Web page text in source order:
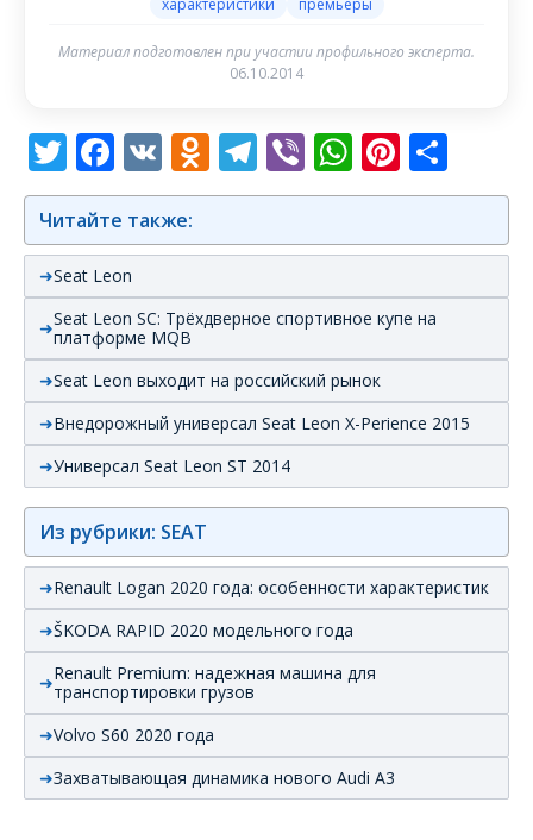
характеристики
премьеры
Материал подготовлен при участии профильного эксперта.
06.10.2014
Twitter
Facebook
VK Odnoklassniki
Telegram
Viber
Читайте также:
Seat Leon
Seat Leon SC: Трёхдверное спортивное купе на
платформе MQB
Seat Leon выходит на российский рынок
Внедорожный универсал Seat Leon X-Perience 2015
Универсал Seat Leon ST 2014
Из рубрики: SEAT
Renault Logan 2020 года: особенности характеристик
ŠKODA RAPID 2020 модельного года
Renault Premium: надежная машина для
транспортировки грузов
Volvo S60 2020 года
Захватывающая динамика нового Audi А3